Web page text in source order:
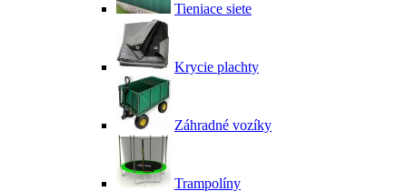
Tieniace siete
Krycie plachty
Záhradné vozíky
Trampolíny